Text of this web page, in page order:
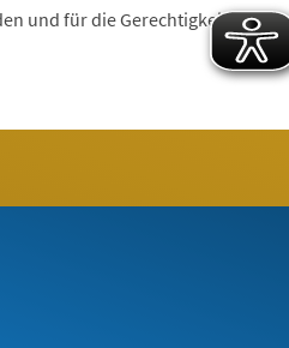
und für die Gerechtigkeit in